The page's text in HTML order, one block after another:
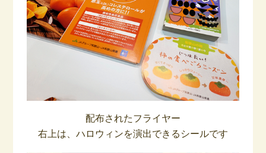
配布されたフライヤー
右上は、ハロウィンを演出できるシールです